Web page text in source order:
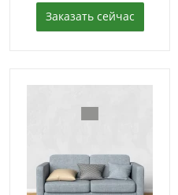
Заказать сейчас